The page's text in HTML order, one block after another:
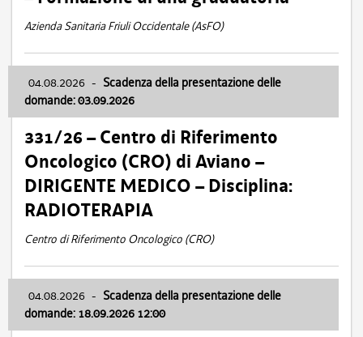
Azienda Sanitaria Friuli Occidentale (AsFO)
04.08.2026 - Scadenza della presentazione delle
domande: 03.09.2026
331/26 – Centro di Riferimento
Oncologico (CRO) di Aviano –
DIRIGENTE MEDICO – Disciplina:
RADIOTERAPIA
Centro di Riferimento Oncologico (CRO)
04.08.2026 - Scadenza della presentazione delle
domande: 18.09.2026 12:00